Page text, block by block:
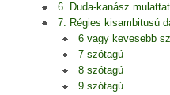
6. Duda-kanász
7. Régies kisambitusú
6 vagy kevesebb
7 szótagú
8 szótagú
9 szótagú